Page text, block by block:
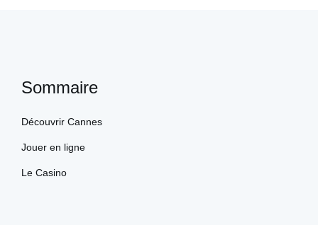
Sommaire
Découvrir Cannes
Jouer en ligne
Le Casino